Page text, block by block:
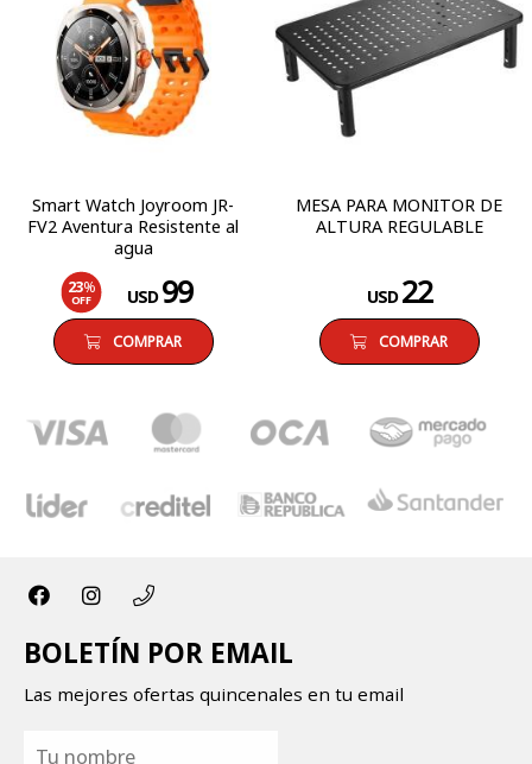
Smart Watch Joyroom JR-
FV2 Aventura Resistente al
agua
23%
OFF USD 99
COMPRAR
MESA PARA MONITOR DE
ALTURA REGULABLE
USD 22
COMPRAR
BOLETÍN POR EMAIL
Las mejores ofertas quincenales en tu email